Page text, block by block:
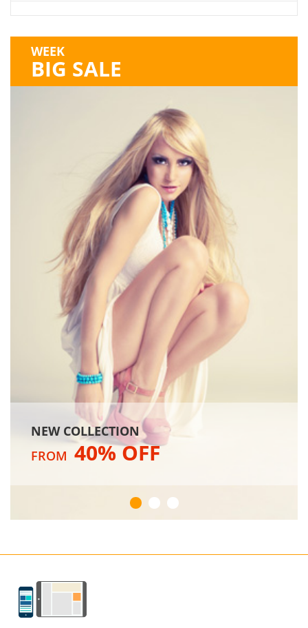
WEEK
BIG SALE
NEW COLLECTION
FROM 40% OFF